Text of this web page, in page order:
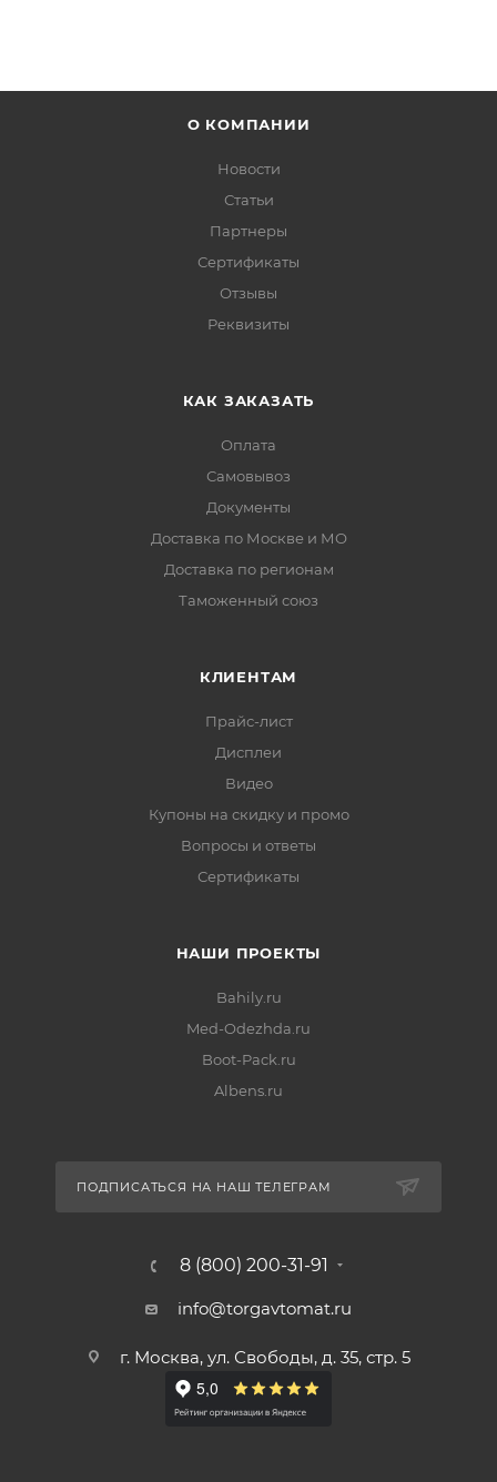
О КОМПАНИИ
Новости
Статьи
Партнеры
Сертификаты
Отзывы
Реквизиты
КАК ЗАКАЗАТЬ
Оплата
Самовывоз
Документы
Доставка по Москве и МО
Доставка по регионам
Таможенный союз
КЛИЕНТАМ
Прайс-лист
Дисплеи
Видео
Купоны на скидку и промо
Вопросы и ответы
Сертификаты
НАШИ ПРОЕКТЫ
Bahily.ru
Med-Odezhda.ru
Boot-Pack.ru
Albens.ru
ПОДПИСАТЬСЯ НА НАШ ТЕЛЕГРАМ
8 (800) 200-31-91
info@torgavtomat.ru
г. Москва, ул. Свободы, д. 35, стр. 5